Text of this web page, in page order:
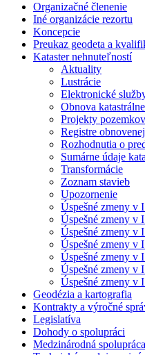
Organizačné členenie
Iné organizácie rezortu
Koncepcie
Preukaz geodeta a
Kataster nehnuteľností
Aktuality
Lustrácie
Elektronické
Obnova
Projekty
Registre
Rozhodnutia o
Sumárne údaje
Transformácie
Zoznam stavieb
Upozornenie
Úspešné zmeny v
Úspešné zmeny v
Úspešné zmeny v
Úspešné zmeny v
Úspešné zmeny v
Úspešné zmeny v
Úspešné zmeny v
Geodézia a kartografia
Kontrakty a výročné
Legislatíva
Dohody o spolupráci
Medzinárodná spolupráca